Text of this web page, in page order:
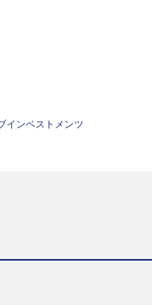
インベストメンツ